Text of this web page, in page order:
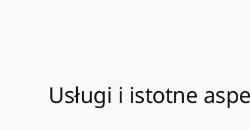
Usługi i istotne